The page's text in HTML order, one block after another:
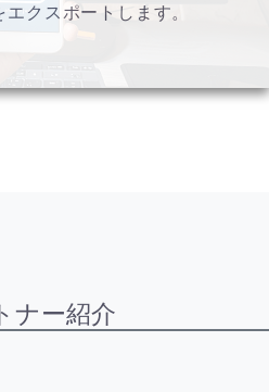
クスポートします。
ナー紹介